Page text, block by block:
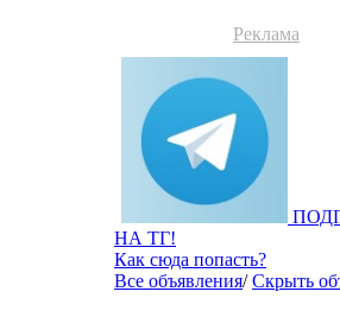
Реклама
НА ТГ!
Как сюда попасть?
Все объявления/Скрыть